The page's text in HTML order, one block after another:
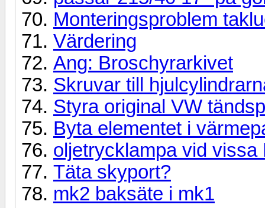
Monteringsproblem
Värdering
Ang: Broschyrarkivet
Skruvar till
Styra original VW
Byta elementet i
oljetrycklampa vid vissa
Täta skyport?
mk2 baksäte i mk1